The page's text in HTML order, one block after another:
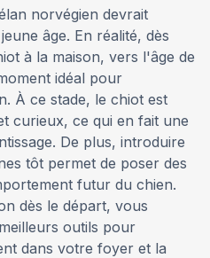
norvégien devrait
âge. En réalité, dès
à la maison, vers l'âge de
idéal pour
À ce stade, le chiot est
curieux, ce qui en fait une
De plus, introduire
tôt permet de poser des
futur du chien.
dès le départ, vous
outils pour
dans votre foyer et la